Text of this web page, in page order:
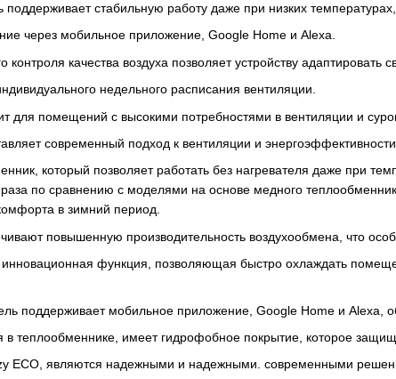
поддерживает стабильную работу даже при низких
через мобильное приложение, Google Home и Alexa.
контроля качества воздуха позволяет устройству
недельного расписания вентиляции.
для помещений с высокими потребностями в вентиляции и
современный подход к вентиляции и
который позволяет работать без нагревателя даже при
по сравнению с моделями на основе медного
в зимний период.
повышенную производительность воздухообмена, что
функция, позволяющая быстро охлаждать
поддерживает мобильное приложение, Google Home и Alexa,
в теплообменнике, имеет гидрофобное покрытие, которое
ECO, являются надежными и надежными. современными